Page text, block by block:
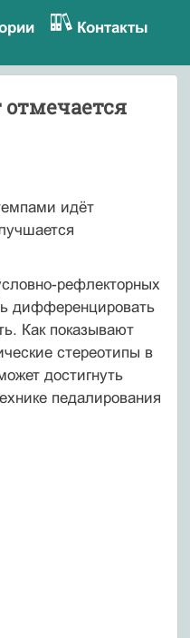
Контакты
идёт
рефлекторных
дифференцировать
Как показывают
стереотипы в
достигнуть
педалирования